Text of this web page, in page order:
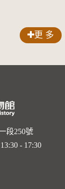
更 多
段250號
- 17:30